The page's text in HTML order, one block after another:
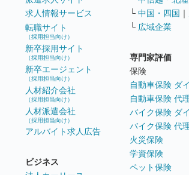
求人情報サービス
転職サイト
（採用担当向け）
新卒採用サイト
（採用担当向け）
新卒エージェント
（採用担当向け）
人材紹介会社
（採用担当向け）
人材派遣会社
（採用担当向け）
アルバイト求人広告
ビジネス
└ 中国・四国 ｜
└ 広域企業
専門家評価
保険
自動車保険 ダ
自動車保険 代
バイク保険 ダ
バイク保険 代
火災保険
学資保険
ペット保険